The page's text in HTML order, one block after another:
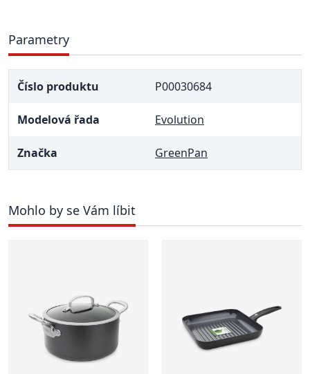
Parametry
Číslo produktu P00030684
Modelová řada Evolution
Značka GreenPan
Mohlo by se Vám líbit